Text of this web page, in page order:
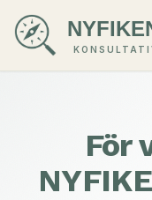
För